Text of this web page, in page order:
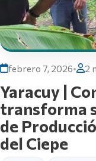
febrero 7, 2026• 2
Yaracuy |
transforma
de
del Ciepe